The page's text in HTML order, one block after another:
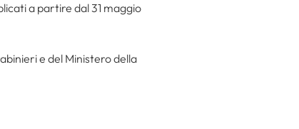
a partire dal 31 maggio
e del Ministero della